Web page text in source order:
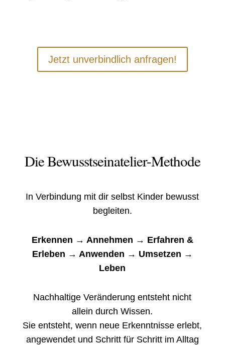
Jetzt unverbindlich anfragen!
Die Bewusstseinatelier-Methode
In Verbindung mit dir selbst Kinder bewusst
begleiten.
Erkennen → Annehmen → Erfahren &
Erleben → Anwenden → Umsetzen →
Leben
Nachhaltige Veränderung entsteht nicht
allein durch Wissen.
Sie entsteht, wenn neue Erkenntnisse erlebt,
angewendet und Schritt für Schritt im Alltag